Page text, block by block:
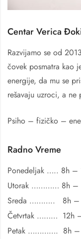
Centar Verica
Razvijamo se od
čovek posmatra kao
energije, da mu se
rešavaju uzroci, a ne
Psiho – fizičko –
Radno Vreme
Ponedeljak ….. 8h –
Utorak ………… 8h –
Sreda ……….. 8h –
Četvrtak ……… 12h
Petak …………. 8h –